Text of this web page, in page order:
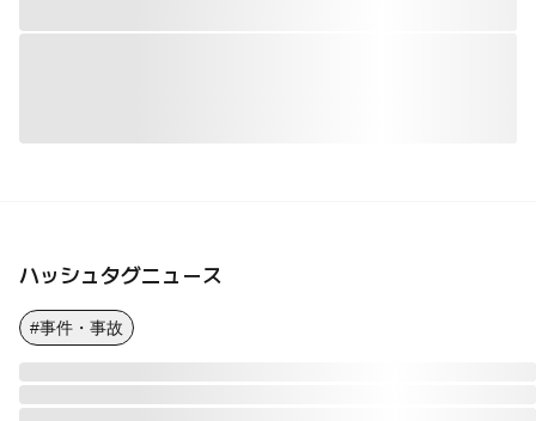
ハッシュタグニュース
#事件・事故